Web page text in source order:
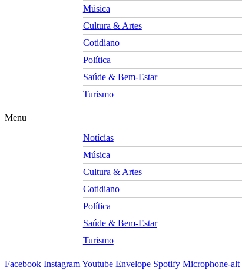
Música
Cultura & Artes
Cotidiano
Política
Saúde & Bem-Estar
Turismo
Menu
Notícias
Música
Cultura & Artes
Cotidiano
Política
Saúde & Bem-Estar
Turismo
Facebook InstagramYoutube Envelope Spotify Microphone-alt